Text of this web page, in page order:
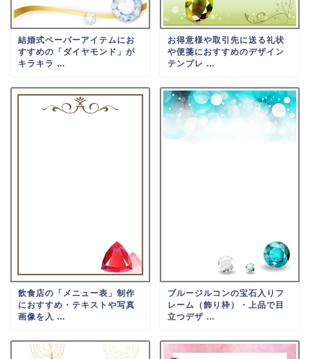
結婚式ペーパーアイテムにお
すすめの「ダイヤモンド」が
キラキラ …
お得意様や取引先に送る礼状
や便箋におすすめのデザイン
テンプレ …
飲食店の「メニュー表」制作
におすすめ・テキストや写真
画像を入 …
ブルージルコンの宝石入りフ
レーム（飾り枠）・上品で目
立つデザ …